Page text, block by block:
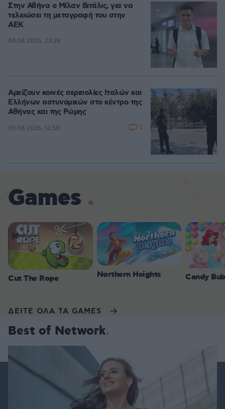
Στην Αθήνα ο Μίλαν Βιτάλις, για να
τελειώσει τη μεταγραφή του στην
ΑΕΚ
04.08.2026, 23:28
Αρχίζουν κοινές περιπολίες Ιταλών και
Ελλήνων αστυνομικών στο κέντρο της
Αθήνας και της Ρώμης
05.08.2026, 13:50 5
Games
Cut The Rope Northern Heights Candy
ΔΕΙΤΕ ΟΛΑ ΤΑ GAMES
Best of Network